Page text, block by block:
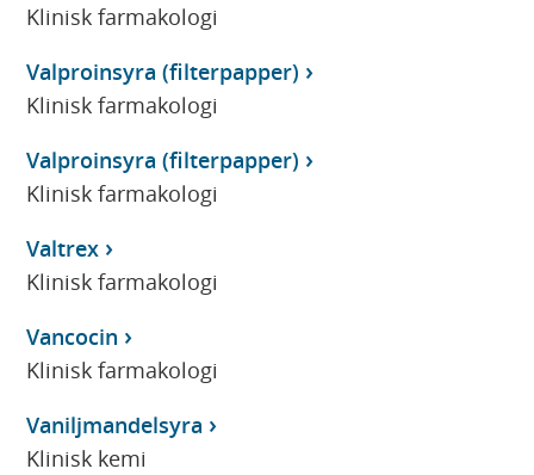
Klinisk farmakologi
Valproinsyra (filterpapper)
Klinisk farmakologi
Valproinsyra (filterpapper)
Klinisk farmakologi
Valtrex
Klinisk farmakologi
Vancocin
Klinisk farmakologi
Vaniljmandelsyra
Klinisk kemi